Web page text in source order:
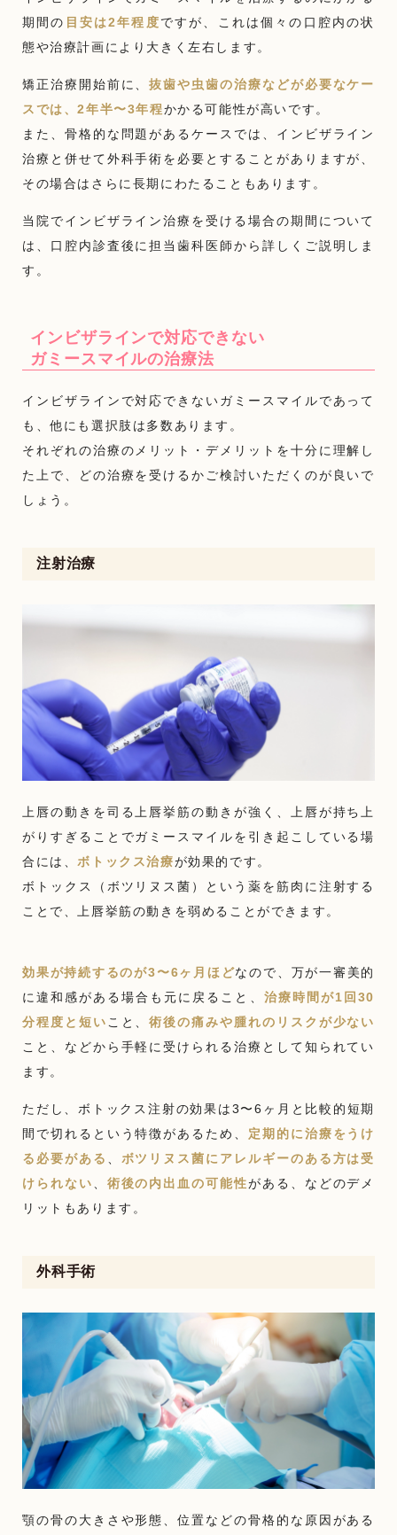
期間の 目安は2年程度ですが、これは個々の口腔内の状
態や治療計画により大きく左右します。
矯正治療開始前に、抜歯や虫歯の治療などが必要なケー
スでは、2年半〜3年程かかる可能性が高いです。
また、骨格的な問題があるケースでは、インビザライン
治療と併せて外科手術を必要とすることがありますが、
その場合はさらに長期にわたることもあります。
当院でインビザライン治療を受ける場合の期間について
は、口腔内診査後に担当歯科医師から詳しくご説明しま
す。
インビザラインで対応できない
ガミースマイルの治療法
インビザラインで対応できないガミースマイルであって
も、他にも選択肢は多数あります。
それぞれの治療のメリット・デメリットを十分に理解し
た上で、どの治療を受けるかご検討いただくのが良いで
しょう。
注射治療
上唇の動きを司る上唇挙筋の動きが強く、上唇が持ち上
がりすぎることでガミースマイルを引き起こしている場
合には、 ボトックス治療が効果的です。
ボトックス（ボツリヌス菌）という薬を筋肉に注射する
ことで、上唇挙筋の動きを弱めることができます。
効果が持続するのが3〜6ヶ月ほどなので、万が一審美的
に違和感がある場合も元に戻ること、 治療時間が1回30
分程度と短い こと、術後の痛みや腫れのリスクが少ない
こと、などから手軽に受けられる治療として知られてい
ます。
ただし、ボトックス注射の効果は3〜6ヶ月と比較的短期
間で切れるという特徴があるため、 定期的に治療をうけ
る必要がある
ボツリヌス菌にアレルギーのある方は受
けられない
術後の内出血の可能性がある、などのデメ
リットもあります。
外科手術
顎の骨の大きさや形態、位置などの骨格的な原因がある